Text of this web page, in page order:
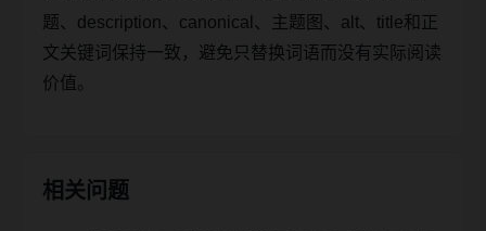
题、description、canonical、主题图、alt、title和正
文关键词保持一致，避免只替换词语而没有实际阅读
价值。
相关问题